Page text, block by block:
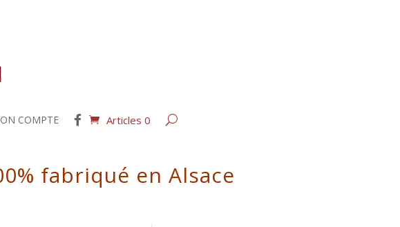
COMPTE Articles 0
fabriqué en Alsace